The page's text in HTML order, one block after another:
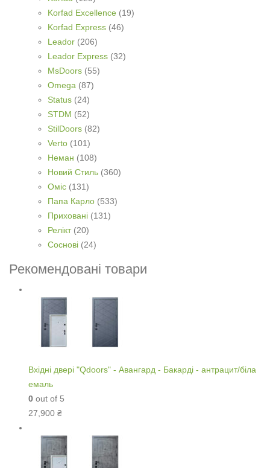
Korfad Excellence (19)
Korfad Express (46)
Leador (206)
Leador Express (32)
MsDoors (55)
Omega (87)
Status (24)
STDM (52)
StilDoors (82)
Verto (101)
Неман (108)
Новий Стиль (360)
Оміс (131)
Папа Карло (533)
Приховані (131)
Релікт (20)
Соснові (24)
Рекомендовані товари
Вхідні двері "Qdoors" - Авангард - Бакарді - антрацит/біла
емаль
0 out of 5
27,900 ₴